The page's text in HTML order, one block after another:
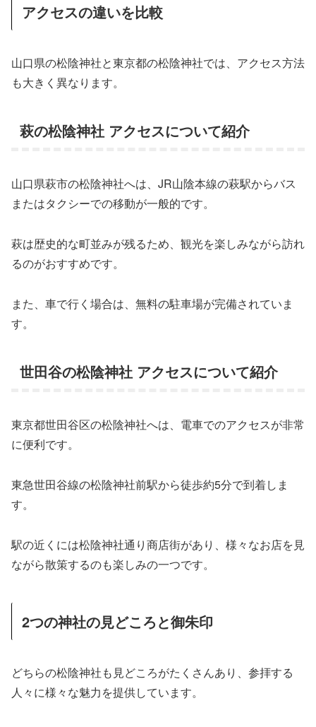
アクセスの違いを比較
山口県の松陰神社と東京都の松陰神社では、アクセス方法
も大きく異なります。
萩の松陰神社 アクセスについて紹介
山口県萩市の松陰神社へは、JR山陰本線の萩駅からバス
またはタクシーでの移動が一般的です。
萩は歴史的な町並みが残るため、観光を楽しみながら訪れ
るのがおすすめです。
また、車で行く場合は、無料の駐車場が完備されていま
す。
世田谷の松陰神社 アクセスについて紹介
東京都世田谷区の松陰神社へは、電車でのアクセスが非常
に便利です。
東急世田谷線の松陰神社前駅から徒歩約5分で到着しま
す。
駅の近くには松陰神社通り商店街があり、様々なお店を見
ながら散策するのも楽しみの一つです。
2つの神社の見どころと御朱印
どちらの松陰神社も見どころがたくさんあり、参拝する
人々に様々な魅力を提供しています。